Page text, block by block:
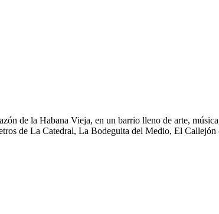
de la Habana Vieja, en un barrio lleno de arte,
de La Catedral, La Bodeguita del Medio, El